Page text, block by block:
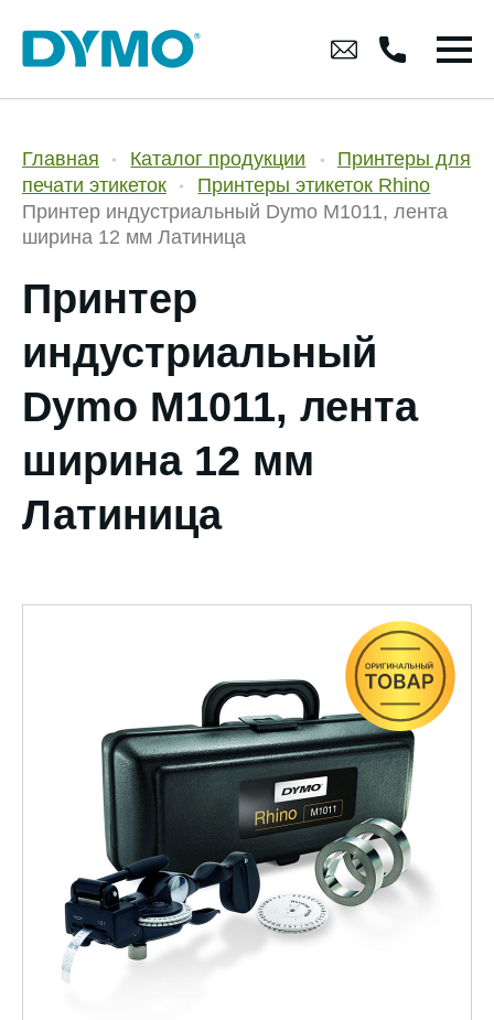
Главная Каталог продукции
Принтеры для
печати этикеток
Принтеры этикеток Rhino
Принтер индустриальный Dymo M1011, лента
ширина 12 мм Латиница
Принтер
индустриальный
Dymo M1011, лента
ширина 12 мм
Латиница